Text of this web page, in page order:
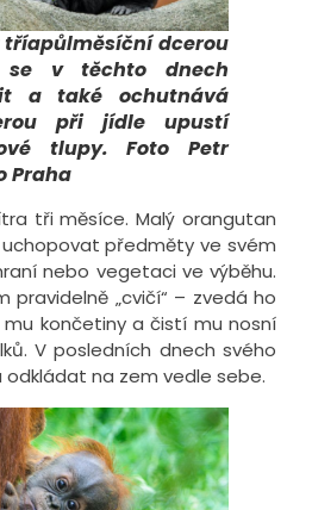
tříapůlměsíční dcerou
se v těchto dnech
a také ochutnává
při jídle upustí
tlupy. Foto Petr
Praha
tři měsíce. Malý orangutan
předměty ve svém
nebo vegetaci ve výběhu.
pravidelně „cvičí“ – zvedá ho
končetiny a čistí mu nosní
V posledních dnech svého
na zem vedle sebe.